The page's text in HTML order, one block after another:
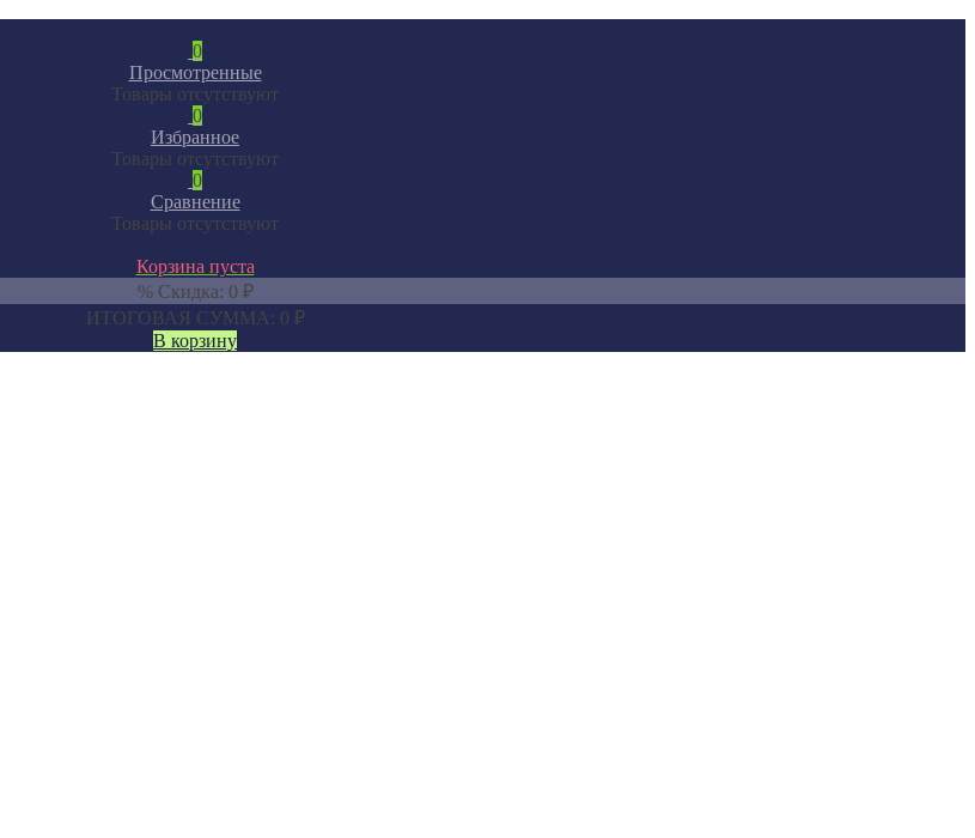
0
Просмотренные
Товары отсутствуют
0
Избранное
Товары отсутствуют
0
Сравнение
Товары отсутствуют
Корзина пуста
% Скидка: 0 ₽
ИТОГОВАЯ СУММА: 0 ₽
В корзину